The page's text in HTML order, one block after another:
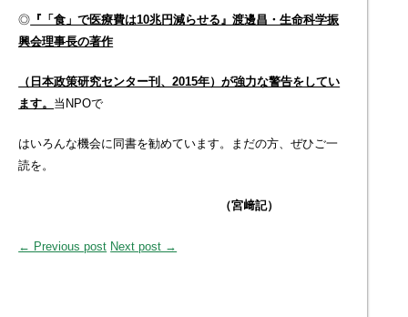
◎ 『「食」で医療費は10兆円減らせる』渡邊昌・生命科学振
興会理事長の著作
（日本政策研究センター刊、2015年）が強力な警告をしてい
ます。 当NPOで
はいろんな機会に同書を勧めています。まだの方、ぜひご一
読を。
（宮﨑記）
← Previous post Next post →